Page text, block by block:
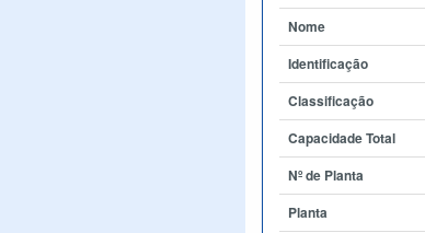
Nome
Identificação
Classificação
Capacidade Total
Nº de Planta
Planta